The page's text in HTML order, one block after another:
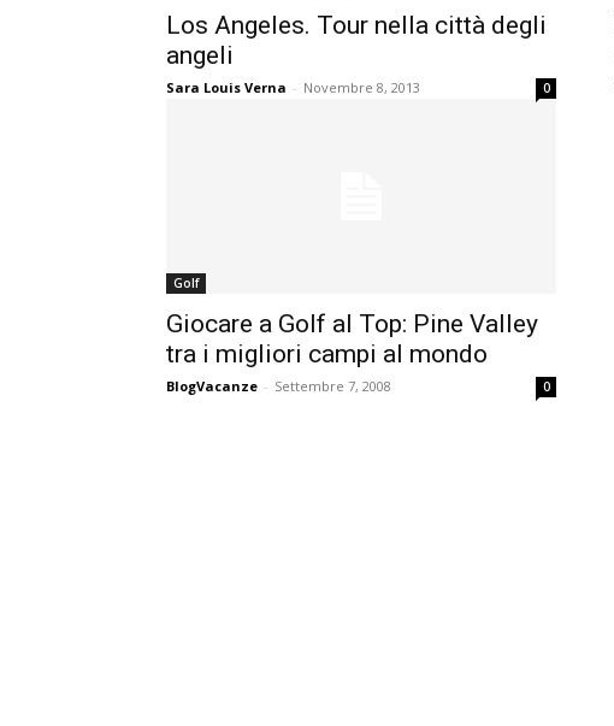
Los Angeles. Tour nella città degli
angeli
Sara Louis Verna - Novembre 8, 2013 0
Golf
Giocare a Golf al Top: Pine Valley
tra i migliori campi al mondo
BlogVacanze - Settembre 7, 2008 0